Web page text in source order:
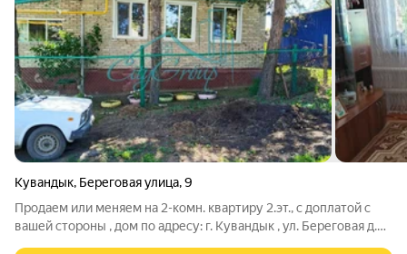
Кувандык, Береговая улица,9
Продаем или меняем на 2-комн. квартиру 2.эт., с доплатой с
вашей стороны , дом по адресу: г. Кувандык , ул. Береговая д.9 -